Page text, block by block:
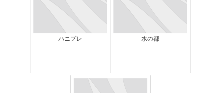
ハニプレ 水の都